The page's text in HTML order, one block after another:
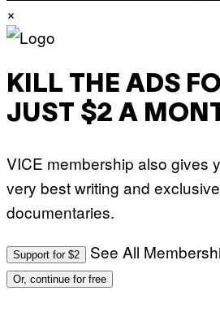
×
KILL THE ADS
JUST $2 A
VICE membership also gives
very best writing and
documentaries.
Support for $2 See All
Or, continue for free